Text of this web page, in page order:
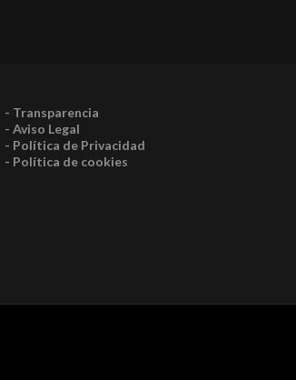
- Transparencia
- Aviso Legal
- Política de Privacidad
- Política de cookies